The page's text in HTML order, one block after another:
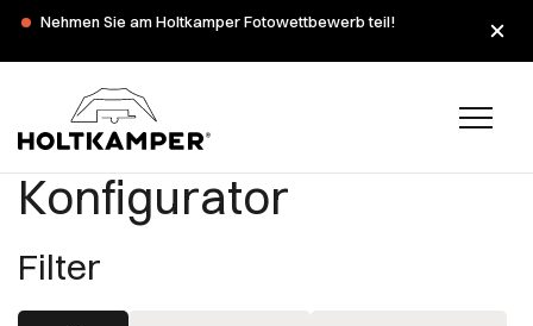
Nehmen Sie am Holtkamper Fotowettbewerb teil!
und 10. August, geschlossen.
Konfigurator
Filter